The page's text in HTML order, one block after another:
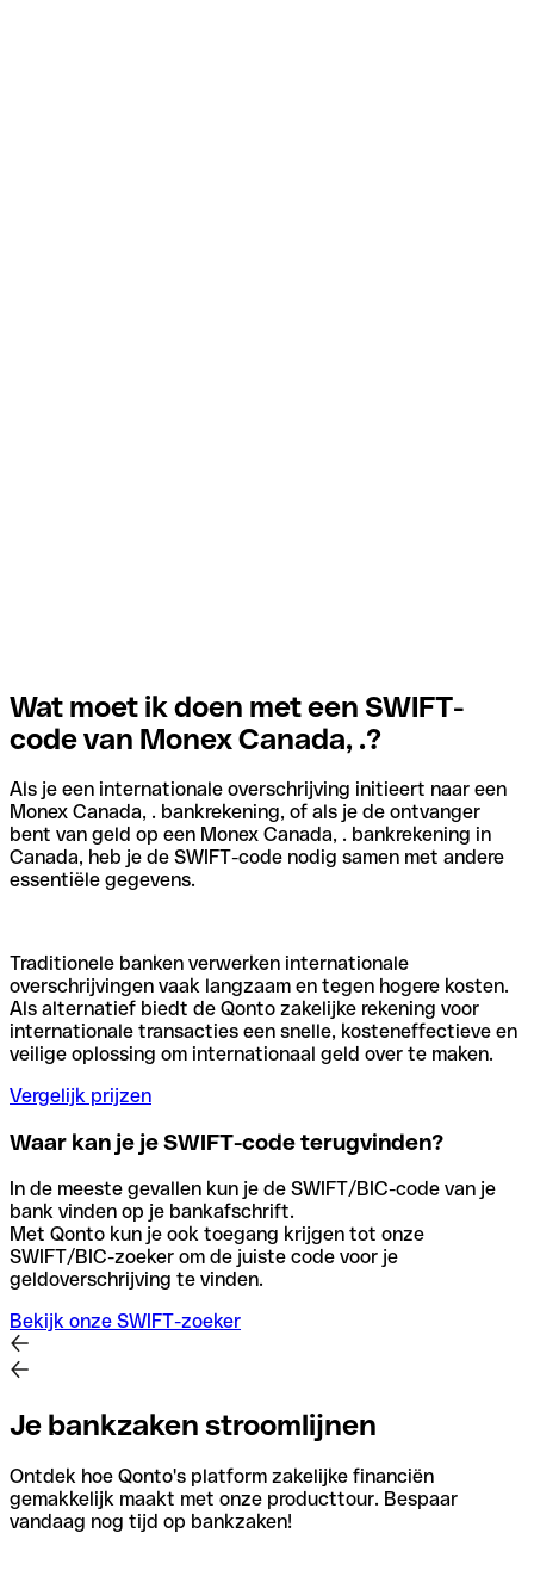
Wat moet ik doen met een SWIFT-
code van Monex Canada, .?
Als je een internationale overschrijving initieert naar een
Monex Canada, . bankrekening, of als je de ontvanger
bent van geld op een Monex Canada, . bankrekening in
Canada, heb je de SWIFT-code nodig samen met andere
essentiële gegevens.
Traditionele banken verwerken internationale
overschrijvingen vaak langzaam en tegen hogere kosten.
Als alternatief biedt de Qonto zakelijke rekening voor
internationale transacties een snelle, kosteneffectieve en
veilige oplossing om internationaal geld over te maken.
Vergelijk prijzen
Waar kan je je SWIFT-code terugvinden?
In de meeste gevallen kun je de SWIFT/BIC-code van je
bank vinden op je bankafschrift.
Met Qonto kun je ook toegang krijgen tot onze
SWIFT/BIC-zoeker om de juiste code voor je
geldoverschrijving te vinden.
Bekijk onze SWIFT-zoeker
Je bankzaken stroomlijnen
Ontdek hoe Qonto's platform zakelijke financiën
gemakkelijk maakt met onze producttour. Bespaar
vandaag nog tijd op bankzaken!